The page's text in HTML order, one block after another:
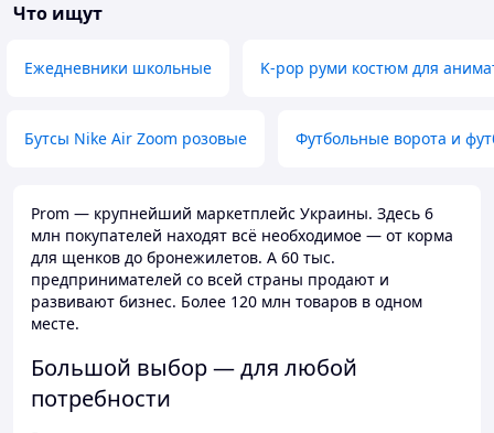
Что ищут
Ежедневники школьные K-pop руми костюм для
Бутсы Nike Air Zoom розовые Футбольные ворота и
Prom — крупнейший маркетплейс Украины. Здесь 6
млн покупателей находят всё необходимое — от корма
для щенков до бронежилетов. А 60 тыс.
предпринимателей со всей страны продают и
развивают бизнес. Более 120 млн товаров в одном
месте.
Большой выбор — для любой
потребности